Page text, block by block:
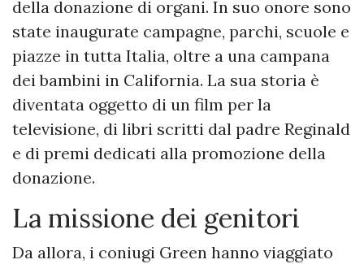
della donazione di organi. In suo onore sono
state inaugurate campagne, parchi, scuole e
piazze in tutta Italia, oltre a una campana
dei bambini in California. La sua storia è
diventata oggetto di un film per la
televisione, di libri scritti dal padre Reginald
e di premi dedicati alla promozione della
donazione.
La missione dei genitori
Da allora, i coniugi Green hanno viaggiato